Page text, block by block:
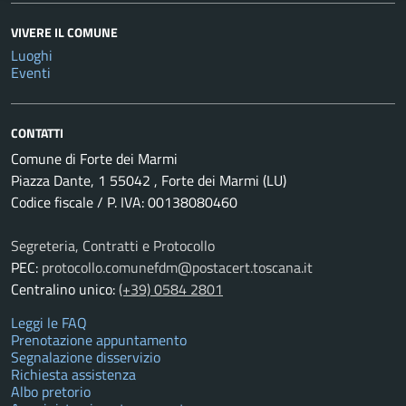
VIVERE IL COMUNE
Luoghi
Eventi
CONTATTI
Comune di Forte dei Marmi
Piazza Dante, 1 55042 , Forte dei Marmi (LU)
Codice fiscale / P. IVA: 00138080460
Segreteria, Contratti e Protocollo
PEC: protocollo.comunefdm@postacert.toscana.it
Centralino unico:(+39) 0584 2801
Leggi le FAQ
Prenotazione appuntamento
Segnalazione disservizio
Richiesta assistenza
Albo pretorio